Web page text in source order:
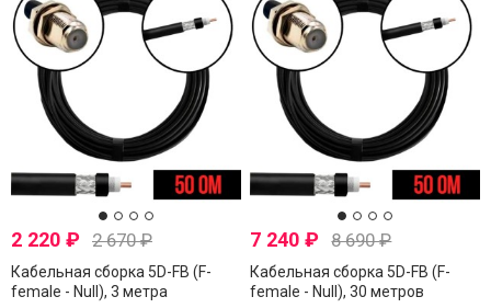
2 220 ₽ 2 670₽
Кабельная сборка 5D-FB (F-
female - Null), 3 метра
7 240₽ 8 690₽
Кабельная сборка 5D-FB (F-
female - Null), 30 метров